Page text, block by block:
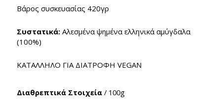
Βάρος συσκευασίας 420γρ
Συστατικά: Αλεσμένα ψημένα ελληνικά αμύγδαλα
(100%)
ΚΑΤΑΛΛΗΛΟ ΓΙΑ ΔΙΑΤΡΟΦΗ VEGAN
Διαθρεπτικά Στοιχεία / 100g